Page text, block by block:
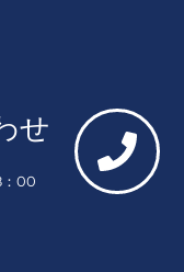
せ
：00